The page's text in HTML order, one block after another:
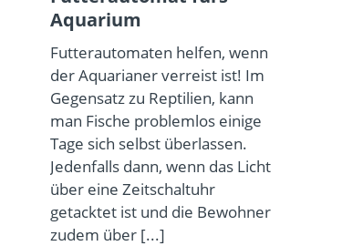
Aquarium
Futterautomaten helfen, wenn
der Aquarianer verreist ist! Im
Gegensatz zu Reptilien, kann
man Fische problemlos einige
Tage sich selbst überlassen.
Jedenfalls dann, wenn das Licht
über eine Zeitschaltuhr
getacktet ist und die Bewohner
zudem über [...]